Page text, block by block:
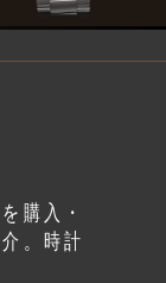
購入・
。時計